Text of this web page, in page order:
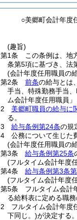
○美郷町会計年度
(趣旨)
第1条
この条例は、地
条第5項に基づき、法
(会計年度任用職員の
第2条
前条の給与とは
手当、特殊勤務手当
ム会計年度任用職員
2
美郷町職員の給与に
る。
3
給与条例第24条の規
4
公務について生じた
(会計年度任用職員の
第3条
給与条例第25条
(フルタイム会計年度
第4条
給与条例第3条
(フルタイム会計年度
第5条
フルタイム会計
る給料表に定める職
2
フルタイム会計年度
下同じ。)が決定する。